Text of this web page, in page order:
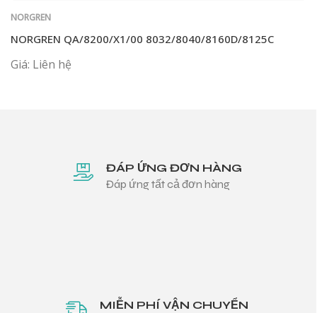
NORGREN
NORGREN QA/8200/X1/00 8032/8040/8160D/8125C
Giá: Liên hệ
ĐÁP ỨNG ĐƠN HÀNG
Đáp ứng tất cả đơn hàng
MIỄN PHÍ VẬN CHUYỂN